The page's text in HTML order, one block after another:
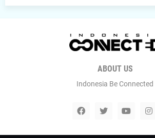
ABOUT US
Indonesia Be Connected